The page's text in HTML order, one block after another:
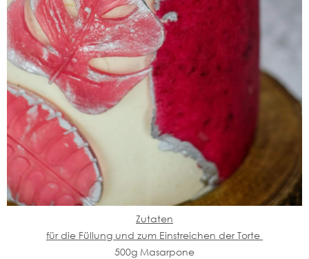
Zutaten
für die Füllung und zum Einstreichen der Torte
500g Masarpone